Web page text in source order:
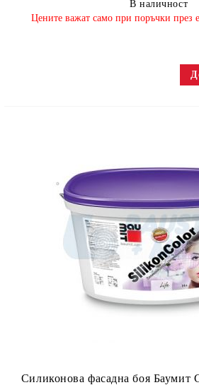
В наличност
​Цените важат само при поръчки през
Силиконова фасадна боя Баумит